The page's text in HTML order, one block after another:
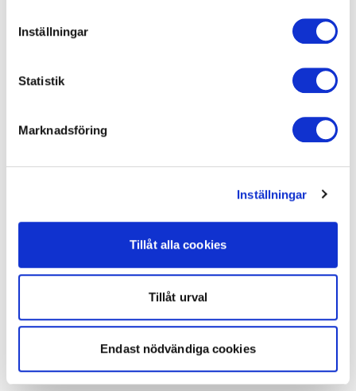
Inställningar
Statistik
Marknadsföring
Inställningar
Tillåt alla cookies
Tillåt urval
Endast nödvändiga cookies